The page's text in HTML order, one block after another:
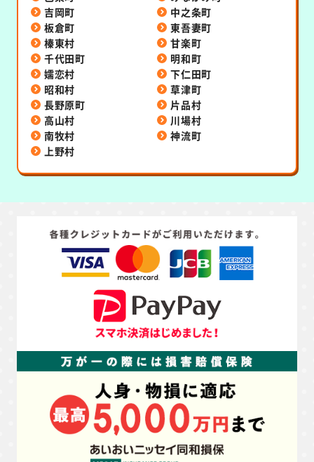
吉岡町
中之条町
板倉町
東吾妻町
榛東村
甘楽町
千代田町
明和町
嬬恋村
下仁田町
昭和村
草津町
長野原町
片品村
高山村
川場村
南牧村
神流町
上野村